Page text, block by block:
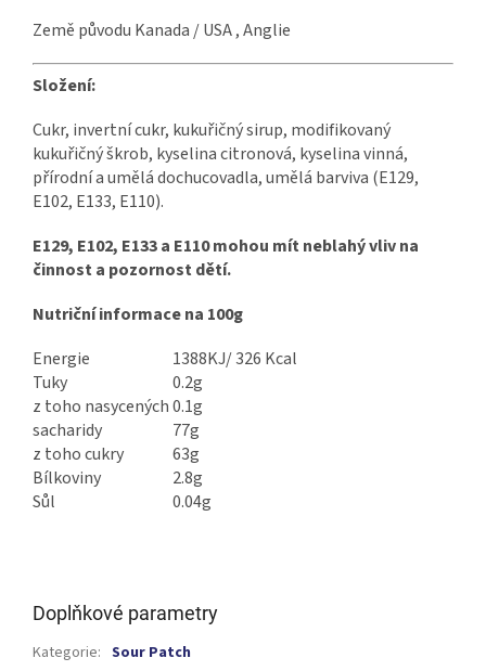
Země původu Kanada / USA , Anglie
Složení:
Cukr, invertní cukr, kukuřičný sirup, modifikovaný
kukuřičný škrob, kyselina citronová, kyselina vinná,
přírodní a umělá dochucovadla, umělá barviva (E129,
E102, E133, E110).
E129, E102, E133 a E110 mohou mít neblahý vliv na
činnost a pozornost dětí.
Nutriční informace na 100g
Energie
1388KJ/ 326 Kcal
Tuky
0.2g
z toho nasycených0.1g
sacharidy
77g
z toho cukry
63g
Bílkoviny
2.8g
Sůl
0.04g
Doplňkové parametry
Kategorie: Sour Patch